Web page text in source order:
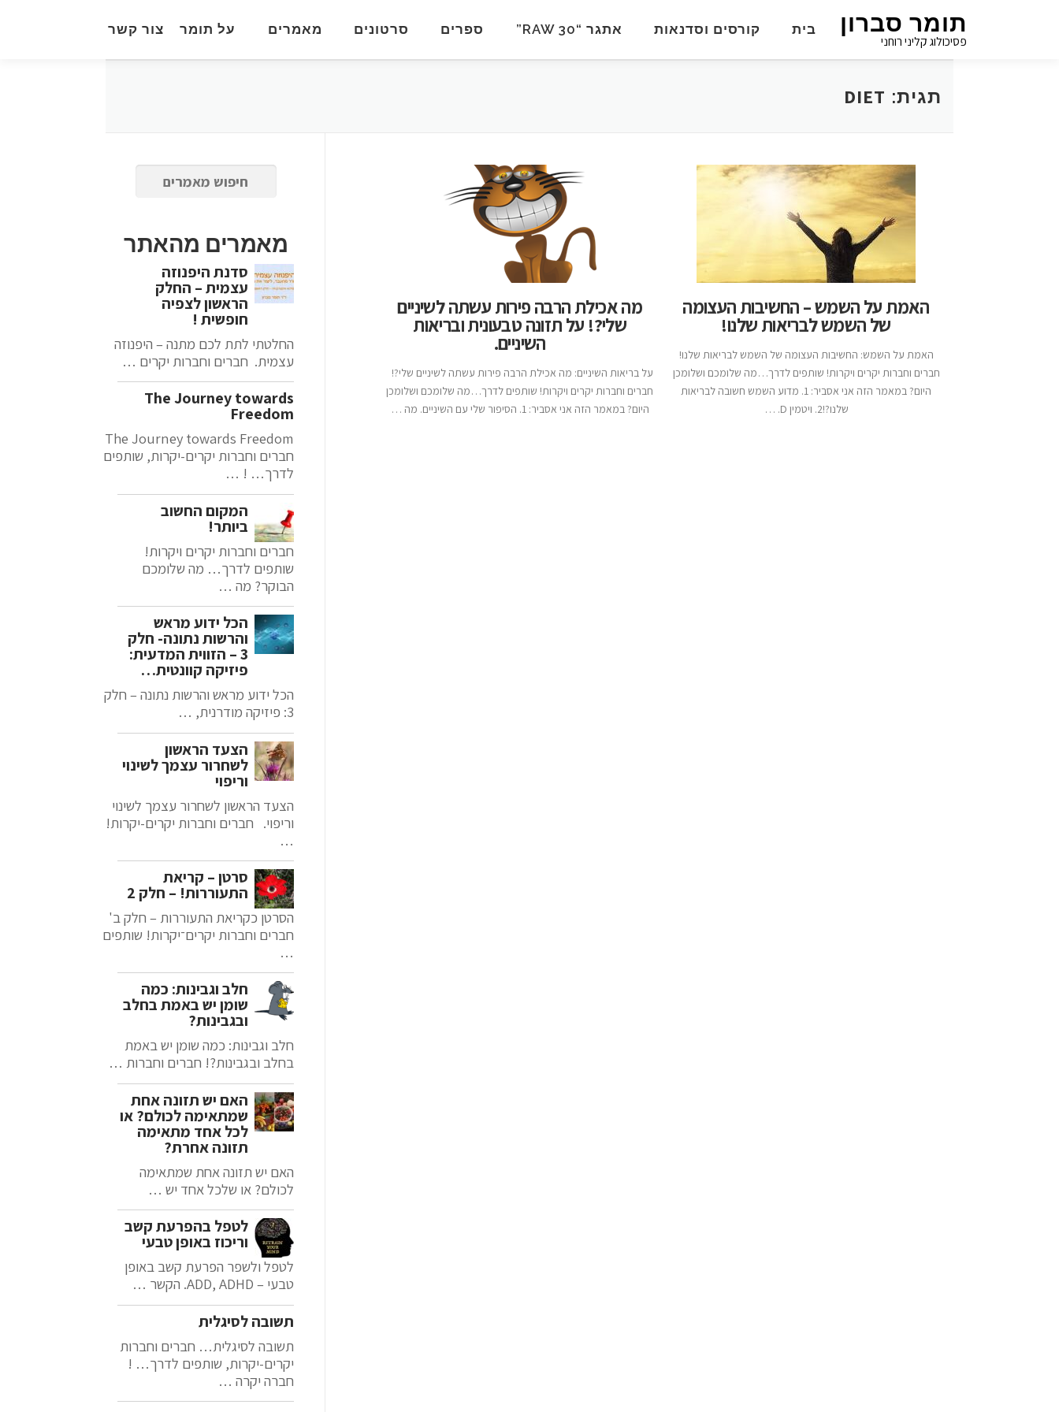
תומר סברון
פסיכולוג קליני רוחני
בית קורסים וסדנאות אתגר “RAW 30” ספרים סרטונים מאמרים על תומר צור קשר
תגית: DIET
האמת על השמש – החשיבות העצומה
של השמש לבריאות שלנו!
האמת על השמש: החשיבות העצומה של השמש לבריאות שלנו!
חברים וחברות יקרים ויקרות! שותפים לדרך…מה שלומכם ושלומכן
היום? במאמר הזה אני אסביר: 1. מדוע השמש חשובה לבריאות
שלנו?!2. ויטמין D. …
מה אכילת הרבה פירות עשתה לשיניים
שלי?! על תזונה טבעונית ובריאות
השיניים.
על בריאות השיניים: מה אכילת הרבה פירות עשתה לשיניים שלי?!
חברים וחברות יקרים ויקרות! שותפים לדרך…מה שלומכם ושלומכן
היום? במאמר הזה אני אסביר: 1. הסיפור שלי עם השיניים. מה …
מאמרים מהאתר
סדנת היפנוזה
עצמית – החלק
הראשון לצפיה
חופשית !
החלטתי לתת לכם מתנה – היפנוזה
עצמית. חברים וחברות יקרים …
The Journey towards
Freedom
The Journey towards Freedom
חברים וחברות יקרים-יקרות, שותפים
לדרך… ! …
המקום החשוב
ביותר!
חברים וחברות יקרים ויקרות!
שותפים לדרך… מה שלומכם
הבוקר? מה …
הכל ידוע מראש
והרשות נתונה- חלק
3 – הזווית המדעית:
פיזיקה קוונטית…
הכל ידוע מראש והרשות נתונה – חלק
3: פיזיקה מודרנית, …
הצעד הראשון
לשחרור עצמך לשינוי
וריפוי
הצעד הראשון לשחרור עצמך לשינוי
וריפוי. חברים וחברות יקרים-יקרות!
…
סרטן – קריאת
התעוררות! – חלק 2
הסרטן כקריאת התעוררות – חלק ב'
חברים וחברות יקרים־יקרות! שותפים
…
חלב וגבינות: כמה
שומן יש באמת בחלב
ובגבינות?
חלב וגבינות: כמה שומן יש באמת
בחלב ובגבינות?! חברים וחברות …
האם יש תזונה אחת
שמתאימה לכולם? או
לכל אחד מתאימה
תזונה אחרת?
האם יש תזונה אחת שמתאימה
לכולם? או שלכל אחד יש …
לטפל בהפרעת קשב
וריכוז באופן טבעי
לטפל ולשפר הפרעת קשב באופן
טבעי – ADD, ADHD. הקשר …
תשובה לסיגלית
תשובה לסיגלית… חברים וחברות
יקרים-יקרות, שותפים לדרך… !
חברה יקרה …